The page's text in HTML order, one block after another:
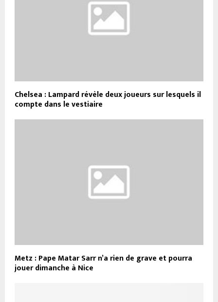
Chelsea : Lampard révèle deux joueurs sur lesquels il
compte dans le vestiaire
Metz : Pape Matar Sarr n’a rien de grave et pourra
jouer dimanche à Nice